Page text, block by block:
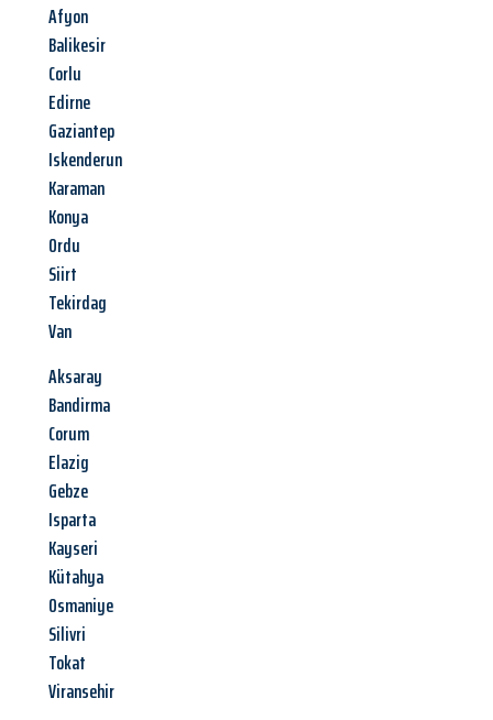
Afyon
Balikesir
Corlu
Edirne
Gaziantep
Iskenderun
Karaman
Konya
Ordu
Siirt
Tekirdag
Van
Aksaray
Bandirma
Corum
Elazig
Gebze
Isparta
Kayseri
Kütahya
Osmaniye
Silivri
Tokat
Viransehir